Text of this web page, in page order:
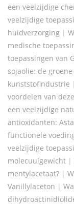
een veelzijdige
veelzijdige
huidverzorging |
medische
toepassingen van
sojaolie: de
kunststofindustrie |
voordelen van
een veelzijdige
antioxidanten:
functionele
veelzijdige
molecuulgewicht |
mentylacetaat? |
Vanillylaceton |